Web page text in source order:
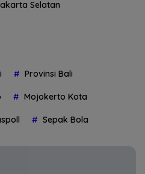
Selatan
Provinsi Bali
Mojokerto Kota
Sepak Bola